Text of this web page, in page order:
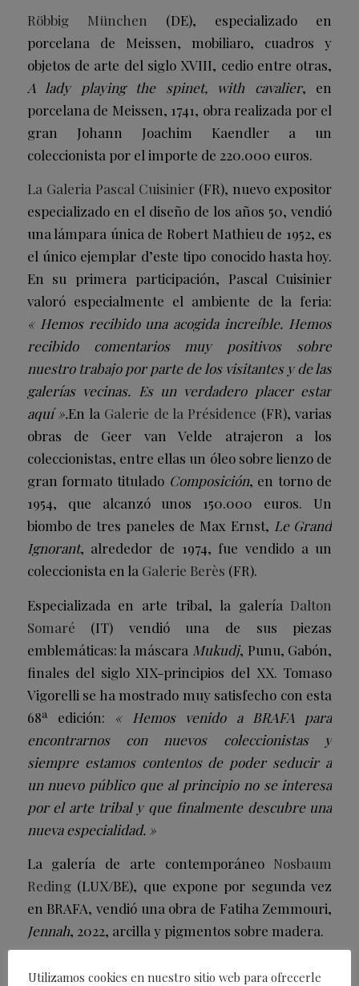
Röbbig München (DE), especializado en
porcelana de Meissen, mobiliaro, cuadros y
objetos de arte del siglo XVIII, cedio entre otras,
A lady playing the spinet, with cavalier, en
porcelana de Meissen, 1741, obra realizada por el
gran Johann Joachim Kaendler a un
coleccionista por el importe de 220.000 euros.
La Galeria Pascal Cuisinier (FR), nuevo expositor
especializado en el diseño de los años 50, vendió
una lámpara única de Robert Mathieu de 1952, es
el único ejemplar d’este tipo conocido hasta hoy.
En su primera participación, Pascal Cuisinier
valoró especialmente el ambiente de la feria:
« Hemos recibido una acogida increíble. Hemos
recibido comentarios muy positivos sobre
nuestro trabajo por parte de los visitantes y de las
galerías vecinas. Es un verdadero placer estar
aquí ».En la Galerie de la Présidence (FR), varias
obras de Geer van Velde atrajeron a los
coleccionistas, entre ellas un óleo sobre lienzo de
gran formato titulado Composición, en torno de
1954, que alcanzó unos 150.000 euros. Un
biombo de tres paneles de Max Ernst, Le Grand
Ignorant, alrededor de 1974, fue vendido a un
coleccionista en la Galerie Berès (FR).
Especializada en arte tribal, la galería Dalton
Somaré (IT) vendió una de sus piezas
emblemáticas: la máscara Mukudj, Punu, Gabón,
finales del siglo XIX-principios del XX. Tomaso
Vigorelli se ha mostrado muy satisfecho con esta
68ª edición: « Hemos venido a BRAFA para
encontrarnos con nuevos coleccionistas y
siempre estamos contentos de poder seducir a
un nuevo público que al principio no se interesa
por el arte tribal y que finalmente descubre una
nueva especialidad. »
La galería de arte contemporáneo Nosbaum
Reding(LUX/BE), que expone por segunda vez
en BRAFA, vendió una obra de Fatiha Zemmouri,
Jennah, 2022, arcilla y pigmentos sobre madera.
Utilizamos cookies en nuestro sitio web para ofrecerle